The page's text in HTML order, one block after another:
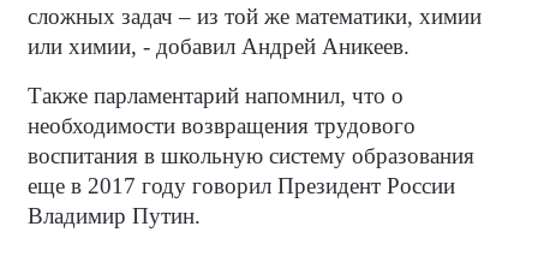
сложных задач – из той же математики, химии
или химии, - добавил Андрей Аникеев.
Также парламентарий напомнил, что о
необходимости возвращения трудового
воспитания в школьную систему образования
еще в 2017 году говорил Президент России
Владимир Путин.